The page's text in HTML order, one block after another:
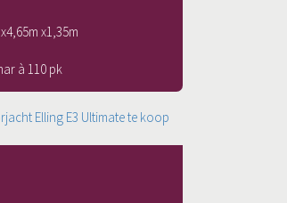
4,65m x1,35m
à 110 pk